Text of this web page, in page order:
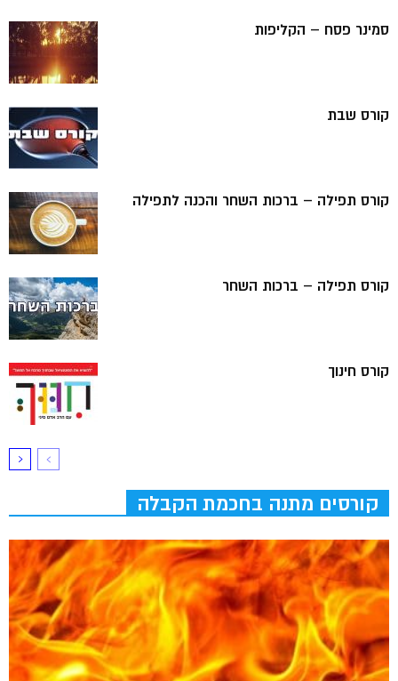
סמינר פסח – הקליפות
קורס שבת
קורס תפילה – ברכות השחר והכנה לתפילה
קורס תפילה – ברכות השחר
קורס חינוך
קורסים מתנה בחכמת הקבלה